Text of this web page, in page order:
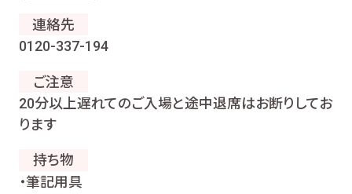
連絡先
0120-337-194
ご注意
20分以上遅れてのご入場と途中退席はお断りしてお
ります
持ち物
・筆記用具